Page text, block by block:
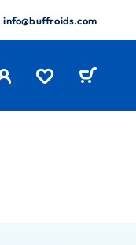
info@buffroids.com